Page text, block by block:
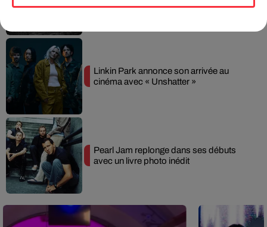
Linkin Park annonce son arrivée au
cinéma avec « Unshatter »
Pearl Jam replonge dans ses débuts
avec un livre photo inédit